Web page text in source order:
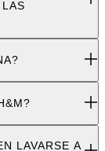
LAVARSE A